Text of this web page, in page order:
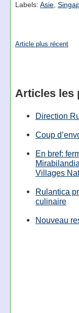
Labels: Asie,
Article plus récent
Articles les
Direction
Coup
En bref:
Villages
Rulantica
culinaire
Nouveau